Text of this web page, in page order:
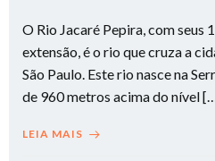
O Rio Jacaré Pepira, com seus
extensão, é o rio que cruza a
São Paulo. Este rio nasce na
de 960 metros acima do nível
LEIA MAIS